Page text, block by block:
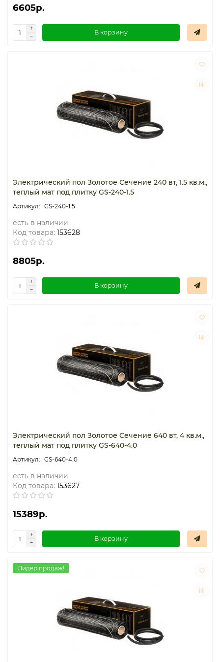
Термостаты накладные
Щиты распределительные
6605р.
В корзину
Электрический пол Золотое Сечение 240 вт, 1.5 кв.м.,
теплый мат под плитку GS-240-1.5
GS-240-1.5
есть в наличии
Код товара: 153628
8805р.
В корзину
Электрический пол Золотое Сечение 640 вт, 4 кв.м.,
теплый мат под плитку GS-640-4.0
GS-640-4.0
есть в наличии
Код товара: 153627
15389р.
В корзину
Лидер продаж!